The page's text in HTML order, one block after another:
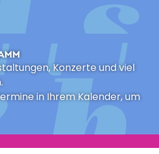
Konzerte und viel
in Ihrem Kalender, um